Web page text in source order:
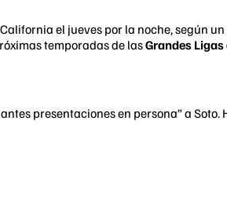
el jueves por la noche, según
temporadas de lasGrandes
presentaciones en persona” a